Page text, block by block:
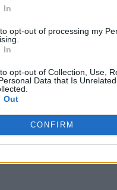
In
opt-out of processing my
In
opt-out of Collection, Use,
Data that Is
Out
CONFIRM
εσωτερικού δικτύου
του ESG, του Green